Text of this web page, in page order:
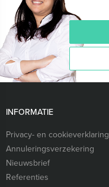
INFORMATIE
Privacy- en cookieverklaring
Annuleringsverzekering
Nieuwsbrief
Referenties